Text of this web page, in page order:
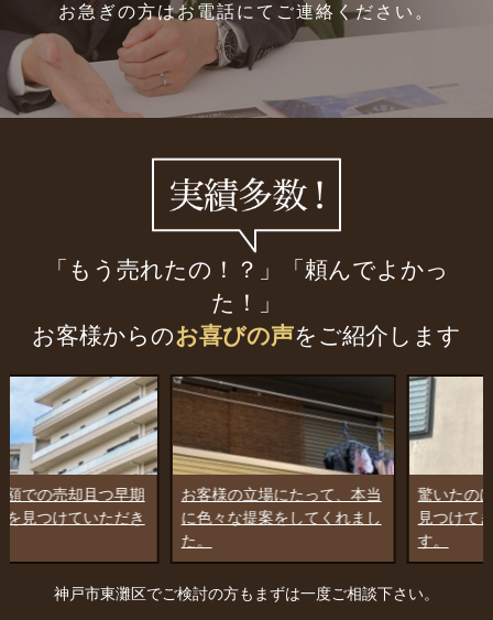
お急ぎの方はお電話にてご連絡ください。
「もう売れたの！？」「頼んでよかっ
た！」
お客様からのお喜びの声をご紹介します
お客様の立場にたって、本当
に色々な提案をしてくれまし
驚いたのは、すぐに買主様を
見つけてきてもらったことで
神戸市東灘区でご検討の方もまずは一度ご相談下さい。